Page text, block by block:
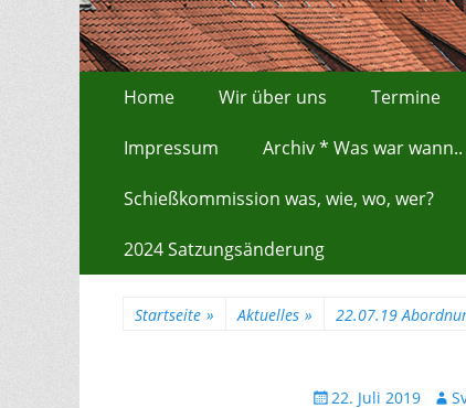
Erstes Menü
Inhalt:
Home Wir über uns Termine
Impressum Archiv * Was war wann..
Schießkommission was, wie, wo, wer?
2024 Satzungsänderung
Startseite » Aktuelles » 22.07.19
Gepostet
22. Juli 2019